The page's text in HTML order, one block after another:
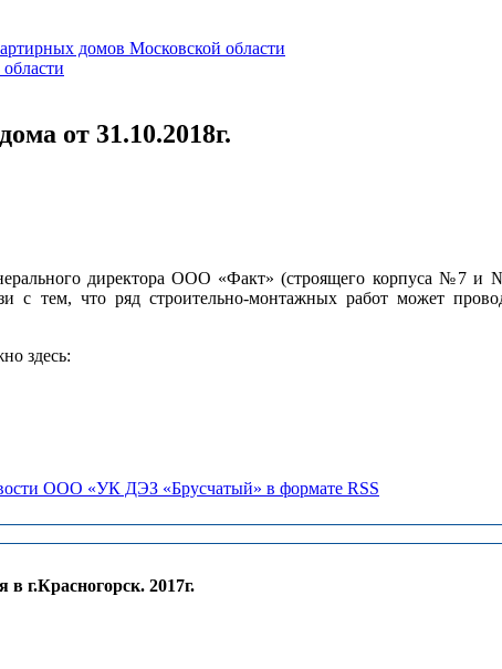
от 31.10.2018г.
директора ООО «Факт» (строящего корпуса №7
тем, что ряд строительно-монтажных работ может
здесь:
ООО «УК ДЭЗ «Брусчатый» в формате RSS
2017г.